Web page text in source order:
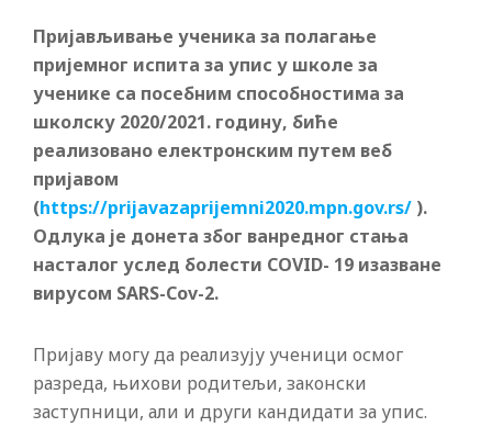
Пријављивање ученика за полагање
пријемног испита за упис у школе за
ученике са посебним способностима за
школску 2020/2021. годину, биће
реализовано електронским путем веб
пријавом
(https://prijavazaprijemni2020.mpn.gov.rs/ ).
Одлука је донета због ванредног стања
насталог услед болести COVID- 19 изазване
вирусом SARS-Cov-2.
Пријаву могу да реализују ученици осмог
разреда, њихови родитељи, законски
заступници, али и други кандидати за упис.